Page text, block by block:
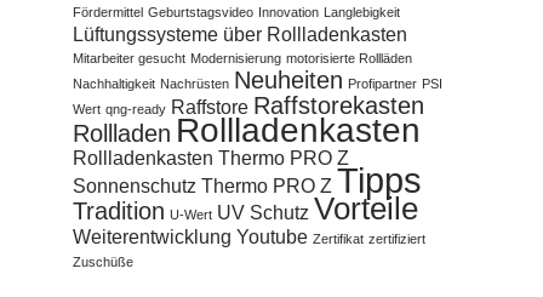
Fördermittel Geburtstagsvideo Innovation Langlebigkeit
Lüftungssysteme über Rollladenkasten
Mitarbeiter gesucht Modernisierung motorisierte Rollläden
Nachhaltigkeit Nachrüsten Neuheiten Profipartner PSI
Wert qng-ready Raffstore Raffstorekasten
Rollladen Rollladenkasten
Rollladenkasten Thermo PRO Z
Sonnenschutz Thermo PRO Z Tipps
Tradition U-Wert UV Schutz Vorteile
Weiterentwicklung Youtube Zertifikat zertifiziert
Zuschüße